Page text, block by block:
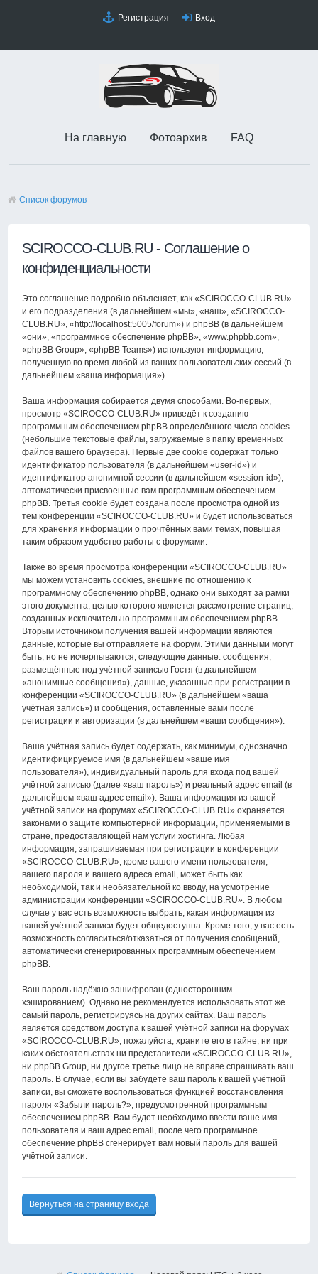
Регистрация Вход
На главную Фотоархив FAQ
Список форумов
SCIROCCO-CLUB.RU - Соглашение о
конфиденциальности
Это соглашение подробно объясняет, как «SCIROCCO-CLUB.RU»
и его подразделения (в дальнейшем «мы», «наш», «SCIROCCO-
CLUB.RU», «http://localhost:5005/forum») и phpBB (в дальнейшем
«они», «программное обеспечение phpBB», «www.phpbb.com»,
«phpBB Group», «phpBB Teams») используют информацию,
полученную во время любой из ваших пользовательских сессий (в
дальнейшем «ваша информация»).
Ваша информация собирается двумя способами. Во-первых,
просмотр «SCIROCCO-CLUB.RU» приведёт к созданию
программным обеспечением phpBB определённого числа cookies
(небольшие текстовые файлы, загружаемые в папку временных
файлов вашего браузера). Первые две cookie содержат только
идентификатор пользователя (в дальнейшем «user-id») и
идентификатор анонимной сессии (в дальнейшем «session-id»),
автоматически присвоенные вам программным обеспечением
phpBB. Третья cookie будет создана после просмотра одной из
тем конференции «SCIROCCO-CLUB.RU» и будет использоваться
для хранения информации о прочтённых вами темах, повышая
таким образом удобство работы с форумами.
Также во время просмотра конференции «SCIROCCO-CLUB.RU»
мы можем установить cookies, внешние по отношению к
программному обеспечению phpBB, однако они выходят за рамки
этого документа, целью которого является рассмотрение страниц,
созданных исключительно программным обеспечением phpBB.
Вторым источником получения вашей информации являются
данные, которые вы отправляете на форум. Этими данными могут
быть, но не исчерпываются, следующие данные: сообщения,
размещённые под учётной записью Гостя (в дальнейшем
«анонимные сообщения»), данные, указанные при регистрации в
конференции «SCIROCCO-CLUB.RU» (в дальнейшем «ваша
учётная запись») и сообщения, оставленные вами после
регистрации и авторизации (в дальнейшем «ваши сообщения»).
Ваша учётная запись будет содержать, как минимум, однозначно
идентифицируемое имя (в дальнейшем «ваше имя
пользователя»), индивидуальный пароль для входа под вашей
учётной записью (далее «ваш пароль») и реальный адрес email (в
дальнейшем «ваш адрес email»). Ваша информация из вашей
учётной записи на форумах «SCIROCCO-CLUB.RU» охраняется
законами о защите компьютерной информации, применяемыми в
стране, предоставляющей нам услуги хостинга. Любая
информация, запрашиваемая при регистрации в конференции
«SCIROCCO-CLUB.RU», кроме вашего имени пользователя,
вашего пароля и вашего адреса email, может быть как
необходимой, так и необязательной ко вводу, на усмотрение
администрации конференции «SCIROCCO-CLUB.RU». В любом
случае у вас есть возможность выбрать, какая информация из
вашей учётной записи будет общедоступна. Кроме того, у вас есть
возможность согласиться/отказаться от получения сообщений,
автоматически сгенерированных программным обеспечением
phpBB.
Ваш пароль надёжно зашифрован (односторонним
хэшированием). Однако не рекомендуется использовать этот же
самый пароль, регистрируясь на других сайтах. Ваш пароль
является средством доступа к вашей учётной записи на форумах
«SCIROCCO-CLUB.RU», пожалуйста, храните его в тайне, ни при
каких обстоятельствах ни представители «SCIROCCO-CLUB.RU»,
ни phpBB Group, ни другое третье лицо не вправе спрашивать ваш
пароль. В случае, если вы забудете ваш пароль к вашей учётной
записи, вы сможете воспользоваться функцией восстановления
пароля «Забыли пароль?», предусмотренной программным
обеспечением phpBB. Вам будет необходимо ввести ваше имя
пользователя и ваш адрес email, после чего программное
обеспечение phpBB сгенерирует вам новый пароль для вашей
учётной записи.
Вернуться на страницу входа